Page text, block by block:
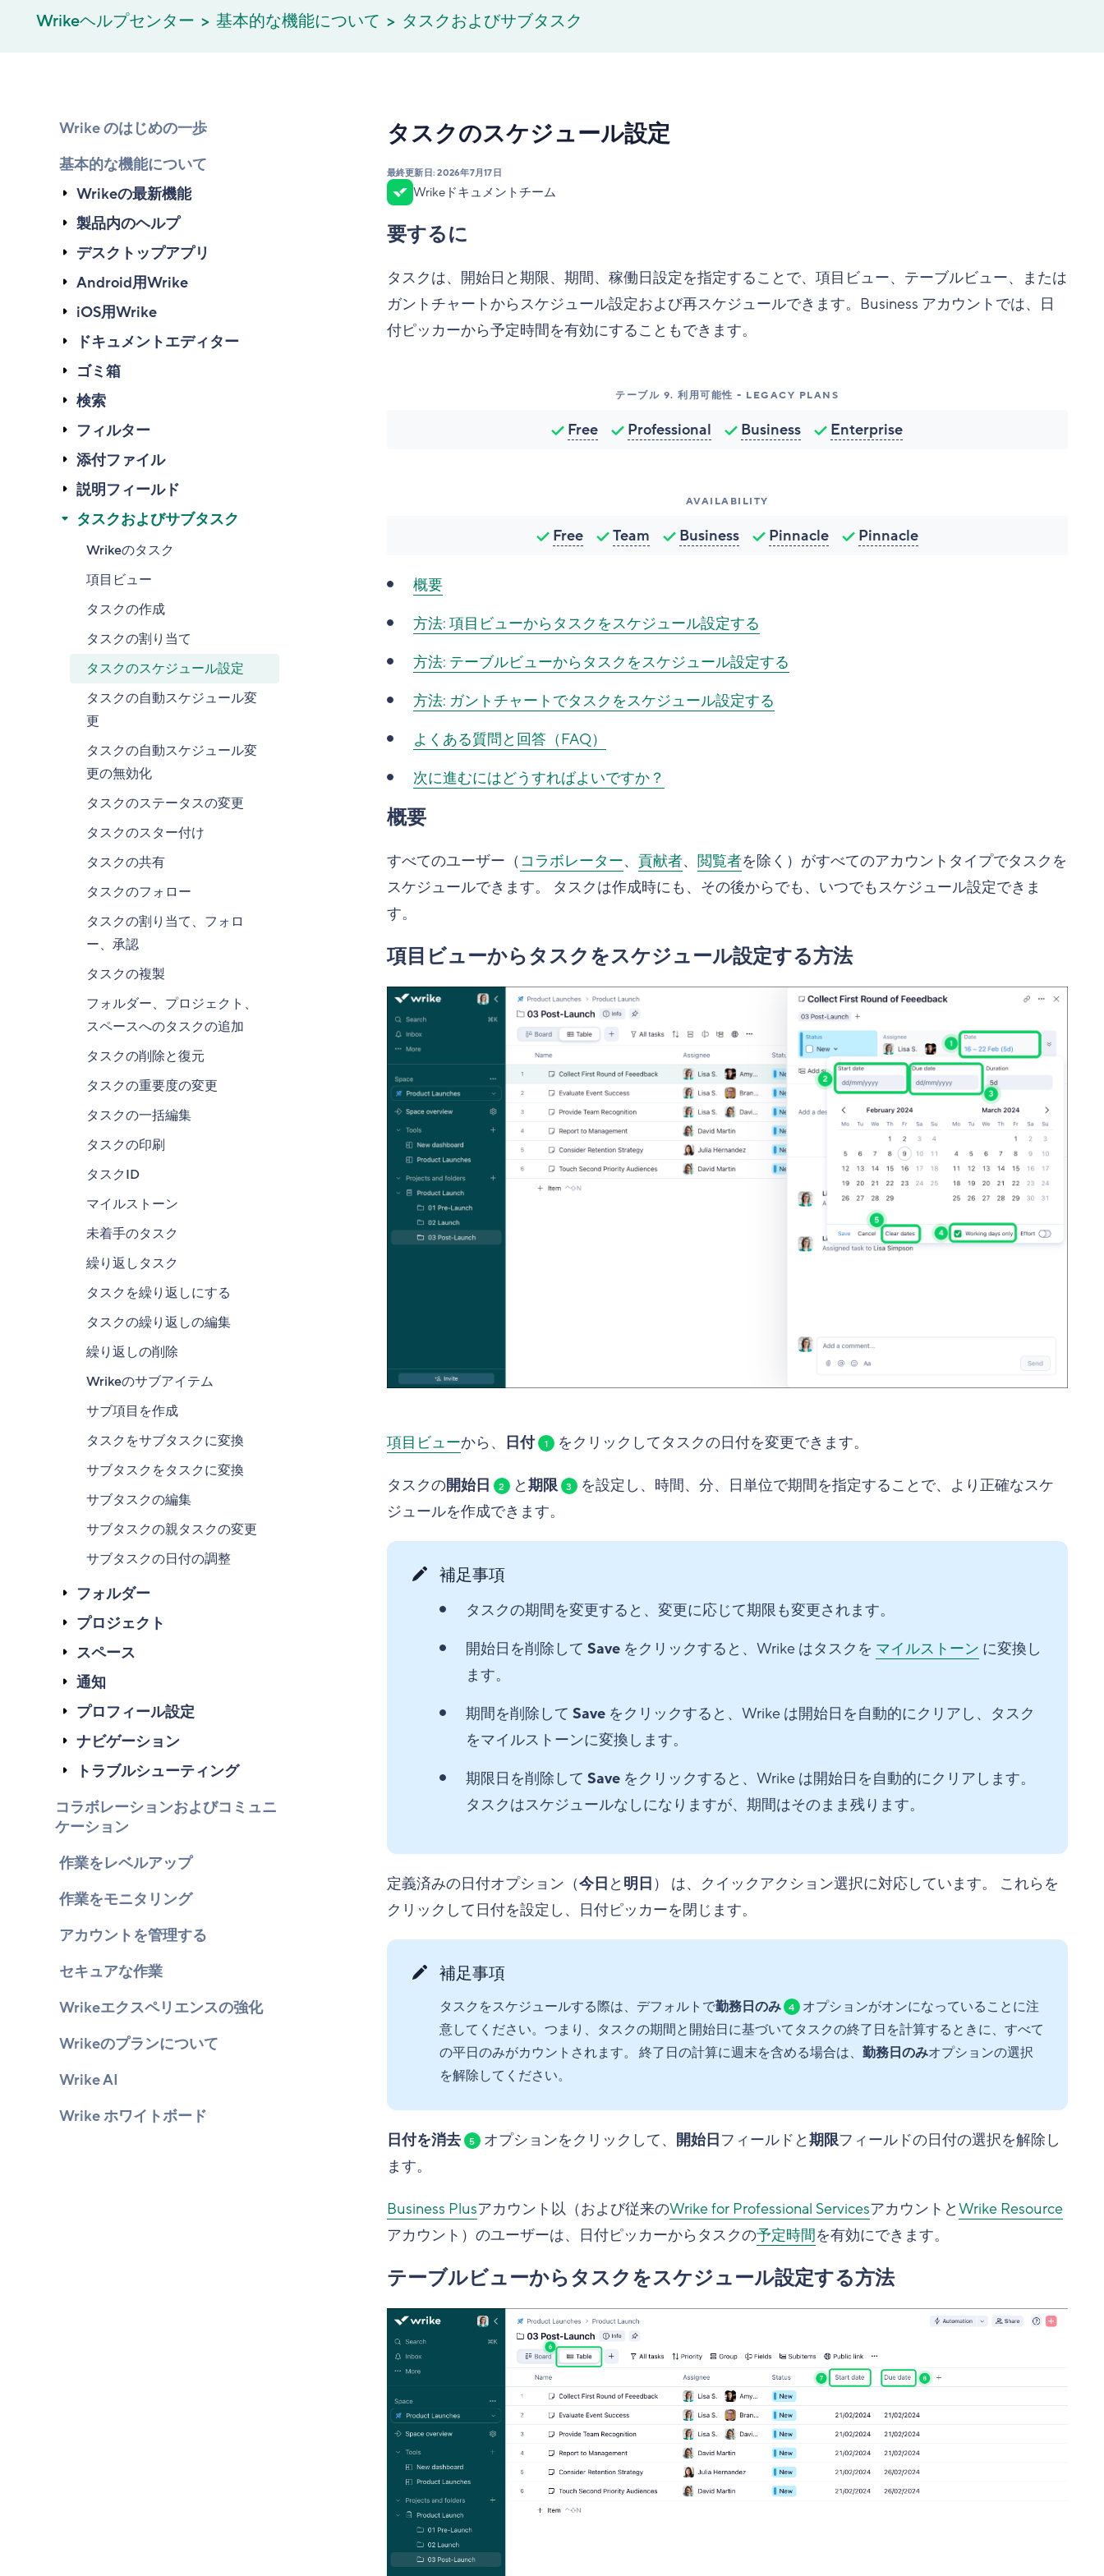
Wrikeヘルプセンター 基本的な機能について タスクおよびサブタスク
Wrike のはじめの一歩
基本的な機能について
Wrikeの最新機能
製品内のヘルプ
デスクトップアプリ
Android用Wrike
iOS用Wrike
ドキュメントエディター
ゴミ箱
検索
フィルター
添付ファイル
説明フィールド
タスクおよびサブタスク
Wrikeのタスク
項目ビュー
タスクの作成
タスクの割り当て
タスクのスケジュール設定
タスクの自動スケジュール変
更
タスクの自動スケジュール変
更の無効化
タスクのステータスの変更
タスクのスター付け
タスクの共有
タスクのフォロー
タスクの割り当て、フォロ
ー、承認
タスクの複製
フォルダー、プロジェクト、
スペースへのタスクの追加
タスクの削除と復元
タスクの重要度の変更
タスクの一括編集
タスクの印刷
タスクID
マイルストーン
未着手のタスク
繰り返しタスク
タスクを繰り返しにする
タスクの繰り返しの編集
繰り返しの削除
Wrikeのサブアイテム
サブ項目を作成
タスクをサブタスクに変換
サブタスクをタスクに変換
サブタスクの編集
サブタスクの親タスクの変更
サブタスクの日付の調整
フォルダー
プロジェクト
スペース
通知
プロフィール設定
ナビゲーション
トラブルシューティング
コラボレーションおよびコミュニ
ケーション
作業をレベルアップ
作業をモニタリング
アカウントを管理する
セキュアな作業
Wrikeエクスペリエンスの強化
Wrikeのプランについて
Wrike AI
Wrike ホワイトボード
タスクのスケジュール設定
最終更新日:2026年7月17日
Wrikeドキュメントチーム
要するに
タスクは、開始日と期限、期間、稼働日設定を指定することで、項目ビュー、テーブルビュー、または
ガントチャートからスケジュール設定および再スケジュールできます。Business アカウントでは、日
付ピッカーから予定時間を有効にすることもできます。
テーブル 9. 利用可能性 - LEGACY PLANS
Free Professional Business Enterprise
AVAILABILITY
Free Team Business Pinnacle Pinnacle
概要
方法: 項目ビューからタスクをスケジュール設定する
方法: テーブルビューからタスクをスケジュール設定する
方法: ガントチャートでタスクをスケジュール設定する
よくある質問と回答（FAQ）
次に進むにはどうすればよいですか？
概要
すべてのユーザー（ コラボレーター、 貢献者、 閲覧者を除く）がすべてのアカウントタイプでタスクを
スケジュールできます。 タスクは作成時にも、その後からでも、いつでもスケジュール設定できま
す。
項目ビューからタスクをスケジュール設定する方法
項目ビューから、 日付 1 をクリックしてタスクの日付を変更できます。
タスクの開始日 2 と期限 3 を設定し、時間、分、日単位で期間を指定することで、より正確なスケ
ジュールを作成できます。
補足事項
タスクの期間を変更すると、変更に応じて期限も変更されます。
開始日を削除して Saveをクリックすると、Wrike はタスクを マイルストーン に変換し
ます。
期間を削除して Saveをクリックすると、Wrike は開始日を自動的にクリアし、タスク
をマイルストーンに変換します。
期限日を削除して Saveをクリックすると、Wrike は開始日を自動的にクリアします。
タスクはスケジュールなしになりますが、期間はそのまま残ります。
定義済みの日付オプション（今日 と 明日 ） は、クイックアクション選択に対応しています。 これらを
クリックして日付を設定し、日付ピッカーを閉じます。
補足事項
タスクをスケジュールする際は、デフォルトで勤務日のみ 4 オプションがオンになっていることに注
意してください。つまり、タスクの期間と開始日に基づいてタスクの終了日を計算するときに、すべて
の平日のみがカウントされます。 終了日の計算に週末を含める場合は、 勤務日のみオプションの選択
を解除してください。
日付を消去 5 オプションをクリックして、 開始日フィールドと期限フィールドの日付の選択を解除し
ます。
Business Plusアカウント以（および従来のWrike for Professional ServicesアカウントとWrike Resource
アカウント）のユーザーは、日付ピッカーからタスクの予定時間を有効にできます。
テーブルビューからタスクをスケジュール設定する方法